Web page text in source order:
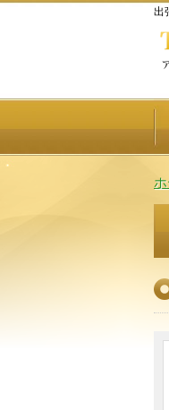
出